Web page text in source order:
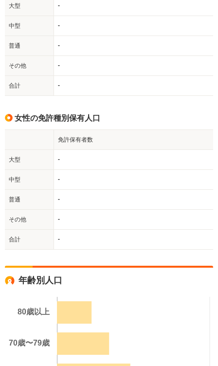
大型 -
中型 -
普通 -
その他 -
合計 -
女性の免許種別保有人口
免許保有者数
大型 -
中型 -
普通 -
その他 -
合計 -
年齢別人口